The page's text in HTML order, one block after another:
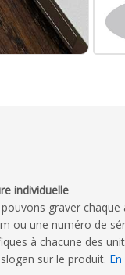
individuelle
graver
ou une numéro de
à chacune des
sur le produit.